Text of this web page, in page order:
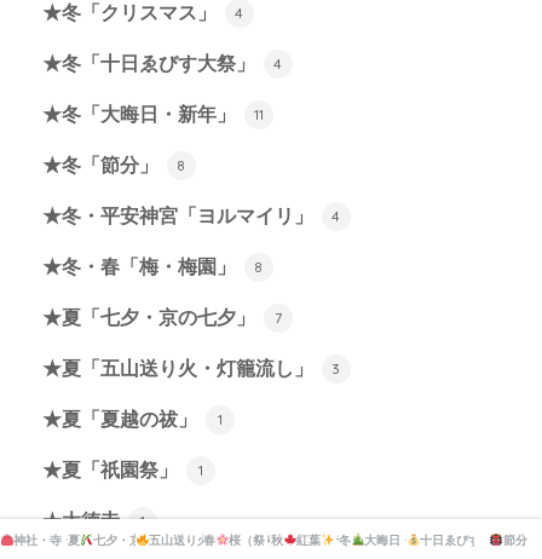
★冬「クリスマス」 4
★冬「十日ゑびす大祭」 4
★冬「大晦日・新年」 11
★冬「節分」 8
★冬・平安神宮「ヨルマイリ」 4
★冬・春「梅・梅園」 8
★夏「七夕・京の七夕」 7
★夏「五山送り火・灯籠流し」 3
★夏「夏越の祓」 1
★夏「祇園祭」 1
★大徳寺 1
神社・寺・公園の市・マーケット
夏 七夕・京の七夕五山送り火・灯籠流し
春 桜（祭り） ライトアップ
秋 紅葉 ライトアップ
冬 大晦日・新年十日ゑびす大祭節分